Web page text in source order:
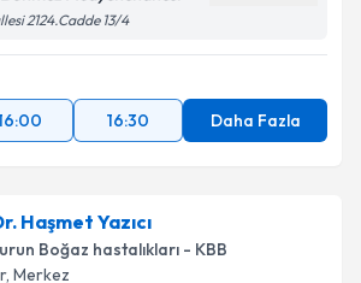
2124.Cadde 13/4
16:30 Daha Fazla
Haşmet Yazıcı
Boğaz hastalıkları - KBB
, Merkez